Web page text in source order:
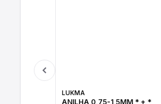
LUKMA
ANILHA 0,75-1,5MM * + *